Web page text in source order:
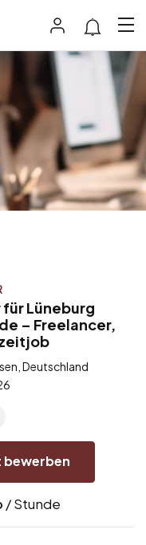
Lüneburg
– Freelancer,
Deutschland
bewerben
/ Stunde